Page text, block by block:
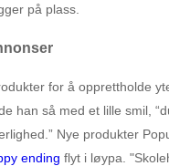
på plass.
for å opprettholde
han så med et lille smil,
Nye produkter
ending flyt i løypa.